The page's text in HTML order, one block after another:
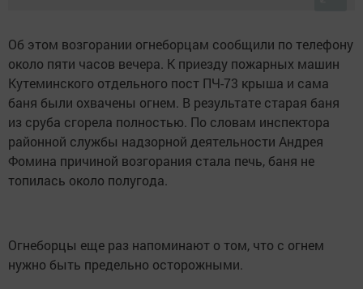
Об этом возгорании огнеборцам сообщили по телефону
около пяти часов вечера. К приезду пожарных машин
Кутеминского отдельного пост ПЧ-73 крыша и сама
баня были охвачены огнем. В результате старая баня
из сруба сгорела полностью. По словам инспектора
районной службы надзорной деятельности Андрея
Фомина причиной возгорания стала печь, баня не
топилась около полугода.
Огнеборцы еще раз напоминают о том, что с огнем
нужно быть предельно осторожными.